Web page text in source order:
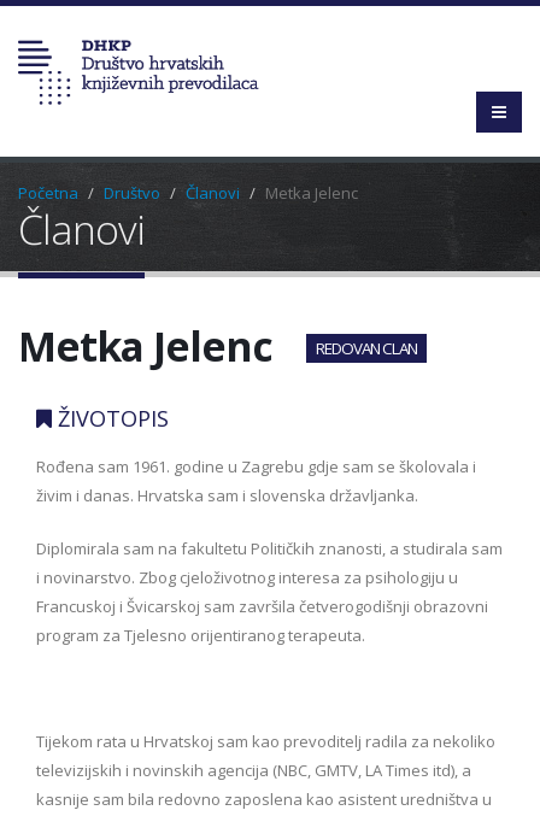
Početna Društvo Članovi Metka Jelenc
Članovi
Metka Jelenc REDOVAN CLAN
ŽIVOTOPIS
Rođena sam 1961. godine u Zagrebu gdje sam se školovala i
živim i danas. Hrvatska sam i slovenska državljanka.
Diplomirala sam na fakultetu Političkih znanosti, a studirala sam
i novinarstvo. Zbog cjeloživotnog interesa za psihologiju u
Francuskoj i Švicarskoj sam završila četverogodišnji obrazovni
program za Tjelesno orijentiranog terapeuta.
Tijekom rata u Hrvatskoj sam kao prevoditelj radila za nekoliko
televizijskih i novinskih agencija (NBC, GMTV, LA Times itd), a
kasnije sam bila redovno zaposlena kao asistent uredništva u